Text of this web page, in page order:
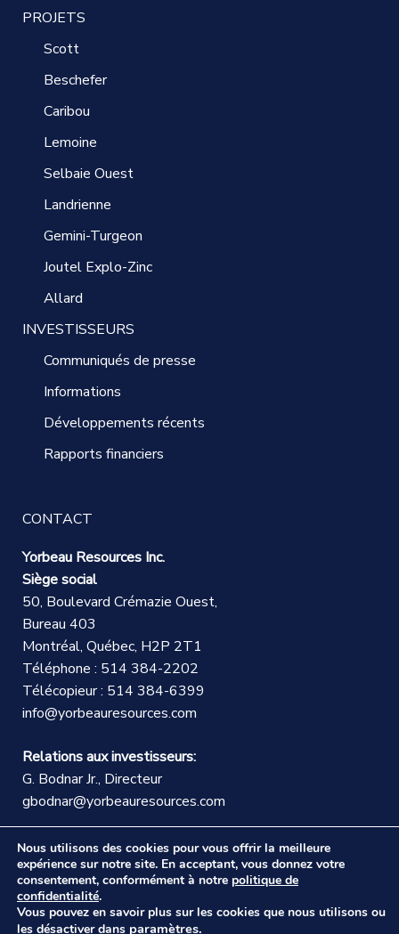
PROJETS
Scott
Beschefer
Caribou
Lemoine
Selbaie Ouest
Landrienne
Gemini-Turgeon
Joutel Explo-Zinc
Allard
INVESTISSEURS
Communiqués de presse
Informations
Développements récents
Rapports financiers
CONTACT
Yorbeau Resources Inc.
Siège social
50, Boulevard Crémazie Ouest,
Bureau 403
Montréal, Québec, H2P 2T1
Téléphone : 514 384-2202
Télécopieur : 514 384-6399
info@yorbeauresources.com
Relations aux investisseurs:
G. Bodnar Jr., Directeur
gbodnar@yorbeauresources.com
©Copyright Les Ressources Yorbeau Inc.|Politique
Nous utilisons des cookies pour vous offrir la meilleure
expérience sur notre site. En acceptant, vous donnez votre
consentement, conformément à notre politique de
confidentialité.
Vous pouvez en savoir plus sur les cookies que nous utilisons ou
les désactiver dans paramètres.